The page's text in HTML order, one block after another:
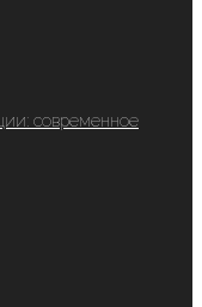
современное